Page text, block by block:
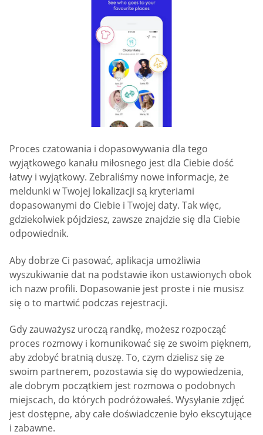
Proces czatowania i dopasowywania dla tego
wyjątkowego kanału miłosnego jest dla Ciebie dość
łatwy i wyjątkowy. Zebraliśmy nowe informacje, że
meldunki w Twojej lokalizacji są kryteriami
dopasowanymi do Ciebie i Twojej daty. Tak więc,
gdziekolwiek pójdziesz, zawsze znajdzie się dla Ciebie
odpowiednik.
Aby dobrze Ci pasować, aplikacja umożliwia
wyszukiwanie dat na podstawie ikon ustawionych obok
ich nazw profili. Dopasowanie jest proste i nie musisz
się o to martwić podczas rejestracji.
Gdy zauważysz uroczą randkę, możesz rozpocząć
proces rozmowy i komunikować się ze swoim pięknem,
aby zdobyć bratnią duszę. To, czym dzielisz się ze
swoim partnerem, pozostawia się do wypowiedzenia,
ale dobrym początkiem jest rozmowa o podobnych
miejscach, do których podróżowałeś. Wysyłanie zdjęć
jest dostępne, aby całe doświadczenie było ekscytujące
i zabawne.